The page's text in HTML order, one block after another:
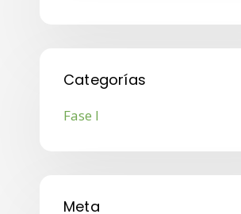
Categorías
Fase I
Meta